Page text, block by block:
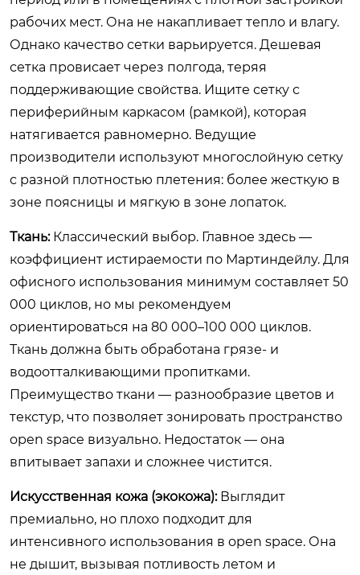
рабочих мест. Она не накапливает тепло и влагу.
Однако качество сетки варьируется. Дешевая
сетка провисает через полгода, теряя
поддерживающие свойства. Ищите сетку с
периферийным каркасом (рамкой), которая
натягивается равномерно. Ведущие
производители используют многослойную сетку
с разной плотностью плетения: более жесткую в
зоне поясницы и мягкую в зоне лопаток.
Ткань:Классический выбор. Главное здесь —
коэффициент истираемости по Мартиндейлу. Для
офисного использования минимум составляет 50
000 циклов, но мы рекомендуем
ориентироваться на 80 000–100 000 циклов.
Ткань должна быть обработана грязе- и
водоотталкивающими пропитками.
Преимущество ткани — разнообразие цветов и
текстур, что позволяет зонировать пространство
open space визуально. Недостаток — она
впитывает запахи и сложнее чистится.
Искусственная кожа (экокожа):Выглядит
премиально, но плохо подходит для
интенсивного использования в open space. Она
не дышит, вызывая потливость летом и